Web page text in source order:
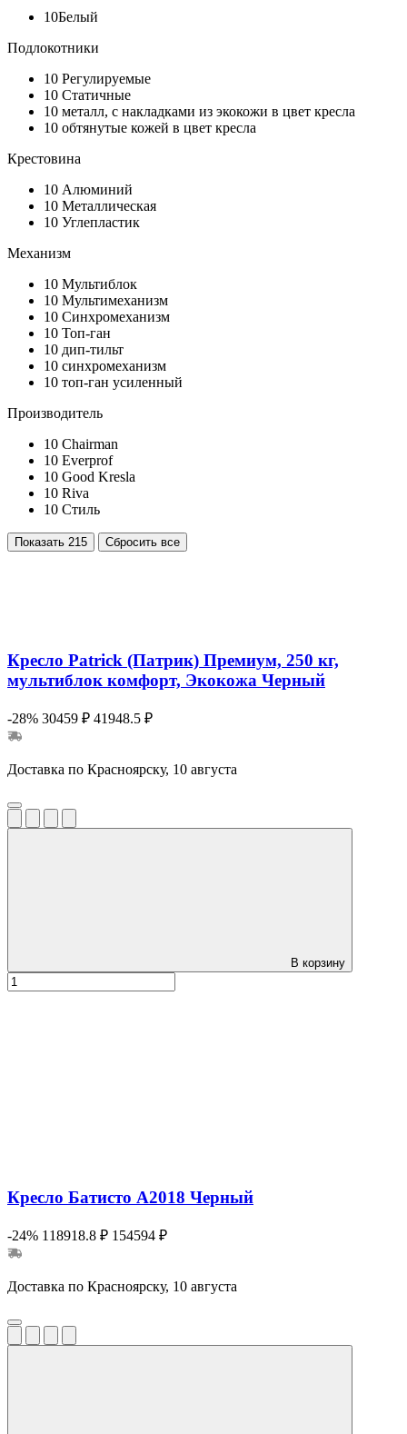
10Белый
Подлокотники
10 Регулируемые
10 Статичные
10 металл, с накладками из экокожи в цвет кресла
10 обтянутые кожей в цвет кресла
Крестовина
10 Алюминий
10 Металлическая
10 Углепластик
Механизм
10 Мультиблок
10 Мультимеханизм
10 Синхромеханизм
10 Топ-ган
10 дип-тильт
10 синхромеханизм
10 топ-ган усиленный
Производитель
10 Chairman
10 Everprof
10 Good Kresla
10 Riva
10 Стиль
Показать 215 Сбросить все
Кресло Patrick (Патрик) Премиум, 250 кг,
мультиблок комфорт, Экокожа Черный
-28% 30459 ₽ 41948.5 ₽
Доставка по Красноярску, 10 августа
В корзину
Кресло Батисто А2018 Черный
-24% 118918.8 ₽ 154594 ₽
Доставка по Красноярску, 10 августа